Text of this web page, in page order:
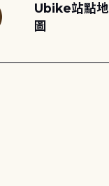
Ubike站點地
圖